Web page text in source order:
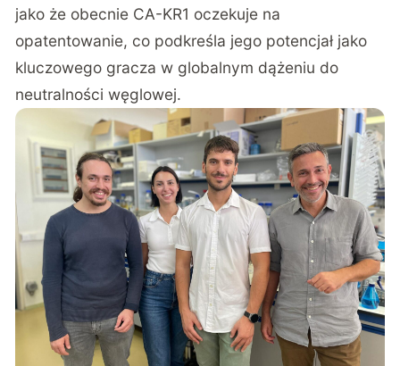
jako że obecnie CA-KR1 oczekuje na
opatentowanie, co podkreśla jego potencjał jako
kluczowego gracza w globalnym dążeniu do
neutralności węglowej.